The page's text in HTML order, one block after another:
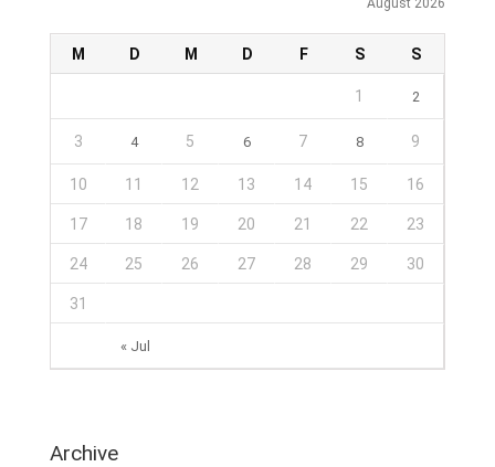
August 2026
M D M D F S S
« Jul
1 2
3 4 5 6 7 8 9
10 11 12 13 14 15 16
17 18 19 20 21 22 23
24 25 26 27 28 29 30
31
Archive